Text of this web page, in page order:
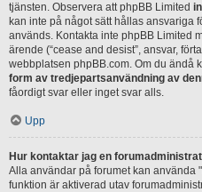
tjänsten. Observera att phpBB Limited
kan inte på något sätt hållas ansvariga
används. Kontakta inte phpBB Limited
ärende (“cease and desist”, ansvar,
webbplatsen phpBB.com. Om du ändå
form av tredjepartsanvändning av
fåordigt svar eller inget svar alls.
Upp
Hur kontaktar jag en
Alla användar på forumet kan använda
funktion är aktiverad utav